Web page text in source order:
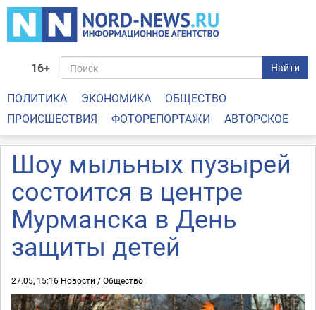
16+ Найти
ПОЛИТИКА ЭКОНОМИКА
ОБЩЕСТВО
ПРОИСШЕСТВИЯ
ФОТОРЕПОРТАЖИ АВТОРСКОЕ
Шоу мыльных пузырей
состоится в центре
Мурманска в День
защиты детей
27.05, 15:16 Новости /Общество